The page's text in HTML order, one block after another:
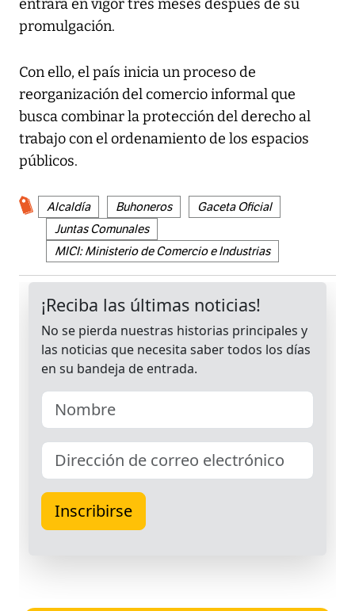
entrará en vigor tres meses después de su
promulgación.
Con ello, el país inicia un proceso de
reorganización del comercio informal que
busca combinar la protección del derecho al
trabajo con el ordenamiento de los espacios
públicos.
Alcaldía Buhoneros
Gaceta Oficial
Juntas Comunales
MICI: Ministerio de Comercio e Industrias